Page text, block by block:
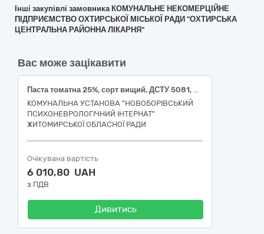
Інші закупівлі замовника КОМУНАЛЬНЕ НЕКОМЕРЦІЙНЕ
ПІДПРИЄМСТВО ОХТИРСЬКОЇ МІСЬКОЇ РАДИ "ОХТИРСЬКА
ЦЕНТРАЛЬНА РАЙОННА ЛІКАРНЯ"
Вас може зацікавити
Паста томатна 25%, сорт вищий, ДСТУ 5081, банка скляна
КОМУНАЛЬНА УСТАНОВА "НОВОБОРІВСЬКИЙ
ПСИХОНЕВРОЛОГІЧНИЙ ІНТЕРНАТ"
ЖИТОМИРСЬКОЇ ОБЛАСНОЇ РАДИ
Очікувана вартість
6 010,80 UAH
з ПДВ
Дивитись